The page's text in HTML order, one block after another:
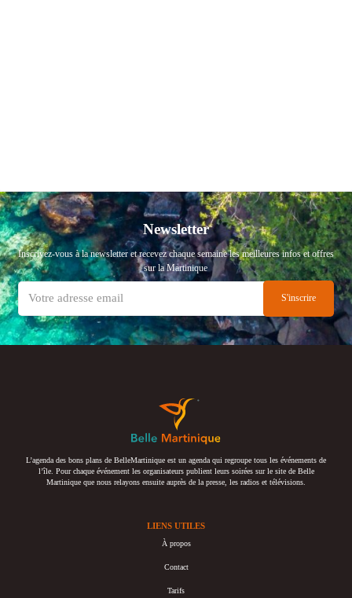
Newsletter
Inscrivez-vous à la newsletter et recevez chaque semaine les meilleures infos et offres
sur la Martinique
L’agenda des bons plans de BelleMartinique est un agenda qui regroupe tous les événements de
l’île. Pour chaque événement les organisateurs publient leurs soirées sur le site de Belle
Martinique que nous relayons ensuite auprès de la presse, les radios et télévisions.
LIENS UTILES
À propos
Contact
Tarifs